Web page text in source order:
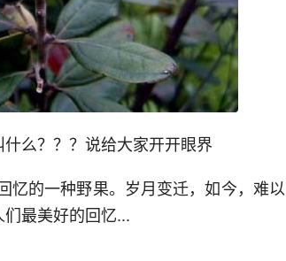
么？？？说给大家开开眼界
忆的一种野果。岁月变迁，如今，难以
最美好的回忆...